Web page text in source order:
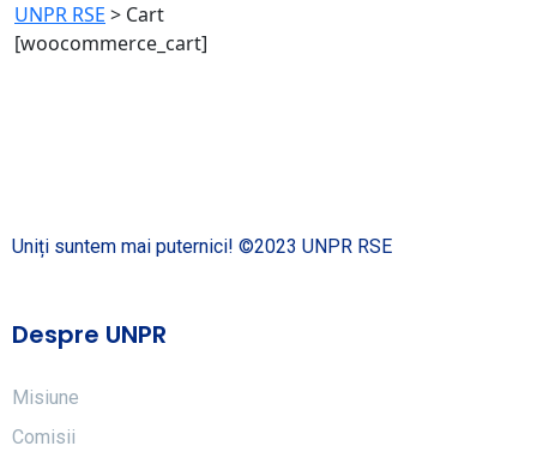
UNPR RSE > Cart
[woocommerce_cart]
Uniți suntem mai puternici! ©2023 UNPR RSE
Despre UNPR
Misiune
Comisii